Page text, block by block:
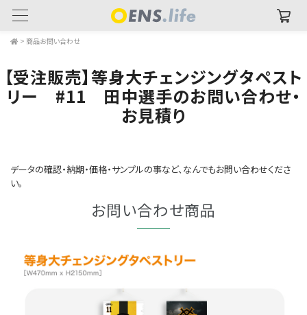
> 商品お問い合わせ
【受注販売】等身大チェンジングタペスト
リー #11 田中選手のお問い合わせ・
お見積り
データの確認・納期・価格・サンプルの事など、なんでもお問い合わせくださ
い。
お問い合わせ商品